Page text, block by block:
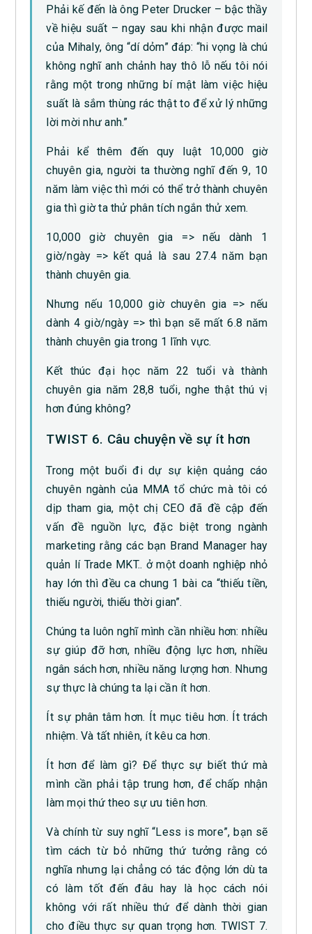
Phải kế đến là ông Peter Drucker – bậc thầy
về hiệu suất – ngay sau khi nhận được mail
của Mihaly, ông “dí dỏm” đáp: “hi vọng là chú
không nghĩ anh chảnh hay thô lỗ nếu tôi nói
rằng một trong những bí mật làm việc hiệu
suất là sắm thùng rác thật to để xử lý những
lời mời như anh.”
Phải kể thêm đến quy luật 10,000 giờ
chuyên gia, người ta thường nghĩ đến 9, 10
năm làm việc thì mới có thể trở thành chuyên
gia thì giờ ta thử phân tích ngắn thử xem.
10,000 giờ chuyên gia => nếu dành 1
giờ/ngày => kết quả là sau 27.4 năm bạn
thành chuyên gia.
Nhưng nếu 10,000 giờ chuyên gia => nếu
dành 4 giờ/ngày => thì bạn sẽ mất 6.8 năm
thành chuyên gia trong 1 lĩnh vực.
Kết thúc đại học năm 22 tuổi và thành
chuyên gia năm 28,8 tuổi, nghe thật thú vị
hơn đúng không?
TWIST 6. Câu chuyện về sự ít hơn
Trong một buổi đi dự sự kiện quảng cáo
chuyên ngành của MMA tổ chức mà tôi có
dịp tham gia, một chị CEO đã đề cập đến
vấn đề nguồn lực, đặc biệt trong ngành
marketing rằng các bạn Brand Manager hay
quản lí Trade MKT.. ở một doanh nghiệp nhỏ
hay lớn thì đều ca chung 1 bài ca “thiếu tiền,
thiếu người, thiếu thời gian”.
Chúng ta luôn nghĩ mình cần nhiều hơn: nhiều
sự giúp đỡ hơn, nhiều động lực hơn, nhiều
ngân sách hơn, nhiều năng lượng hơn. Nhưng
sự thực là chúng ta lại cần ít hơn.
Ít sự phân tâm hơn. Ít mục tiêu hơn. Ít trách
nhiệm. Và tất nhiên, ít kêu ca hơn.
Ít hơn để làm gì? Để thực sự biết thứ mà
mình cần phải tập trung hơn, để chấp nhận
làm mọi thứ theo sự ưu tiên hơn.
Và chính từ suy nghĩ “Less is more”, bạn sẽ
tìm cách từ bỏ những thứ tưởng rằng có
nghĩa nhưng lại chẳng có tác động lớn dù ta
có làm tốt đến đâu hay là học cách nói
không với rất nhiều thứ để dành thời gian
cho điều thực sự quan trọng hơn. TWIST 7.